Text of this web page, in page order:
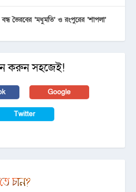
ভৈরবের ‘মধুমতি’ ও রংপুরের ‘শাপলা’
করুন সহজেই!
Google
Twitter